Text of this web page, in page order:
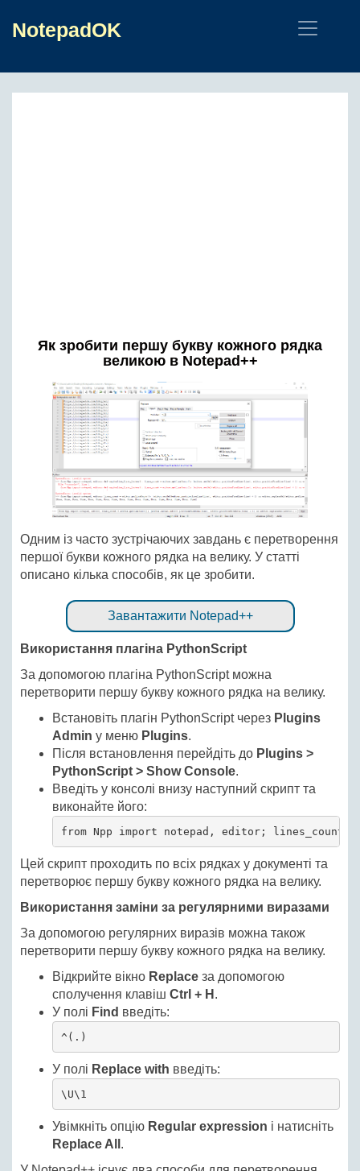
NotepadOK
Як зробити першу букву кожного рядка
великою в Notepad++
Одним із часто зустрічаючих завдань є перетворення
першої букви кожного рядка на велику. У статті
описано кілька способів, як це зробити.
Завантажити Notepad++
Використання плагіна PythonScript
За допомогою плагіна PythonScript можна
перетворити першу букву кожного рядка на велику.
Встановіть плагін PythonScript через Plugins
Admin у меню Plugins.
Після встановлення перейдіть до Plugins >
PythonScript > Show Console.
Введіть у консолі внизу наступний скрипт та
виконайте його:
Цей скрипт проходить по всіх рядках у документі та
перетворює першу букву кожного рядка на велику.
Використання заміни за регулярними виразами
За допомогою регулярних виразів можна також
перетворити першу букву кожного рядка на велику.
Відкрийте вікно Replace за допомогою
сполучення клавіш Ctrl + H .
У полі Find введіть:
^(.)
У полі Replace with введіть:
\U\1
Увімкніть опцію Regular expression і натисніть
Replace All .